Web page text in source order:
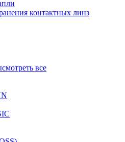
контактных линз
смотреть все